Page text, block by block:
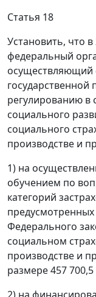
Статья 18
Установить, что
федеральный
осуществляющий
регулированию в
социального
социального
производстве и
1) на
обучением по
категорий
предусмотренных
Федерального
социальном
производстве и
размере 457